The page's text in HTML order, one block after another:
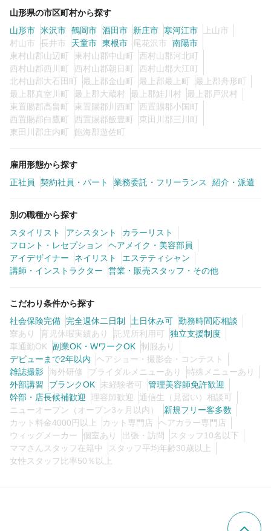
山形県の市区町村から探す
山形市 米沢市 鶴岡市 酒田市 新庄市 寒河江市
上山市
村山市
長井市 天童市 東根市 尾花沢市
南陽市
東村山郡山辺町
東村山郡中山町
西村山郡河北町
西村山郡西川町
西村山郡朝日町
西村山郡大江町
北村山郡大石田町
最上郡金山町 最上郡最上町
最上郡舟形町
最上郡真室川町
最上郡大蔵村 最上郡鮭川村
最上郡戸沢村
東置賜郡高畠町
東置賜郡川西町
西置賜郡小国町
西置賜郡白鷹町
西置賜郡飯豊町
東田川郡三川町
東田川郡庄内町
飽海郡遊佐町
雇用形態から探す
正社員
契約社員・パート 業務委託・フリーランス 紹介・派遣
別の職種から探す
スタイリスト
アシスタント
カラーリスト
フロント・レセプション
ヘアメイク・美容部員
アイデザイナー
ネイリスト
エステティシャン
講師・インストラクター
営業・販売スタッフ・その他
こだわり条件から探す
社会保険完備
完全週休二日制 土日休み可 勤務時間応相談
寮あり
育児休暇実績あり 託児所利用可
独立支援制度
車通勤OK 副業OK・WワークOK 制服あり
デビューまで2年以内
ヘアショー・撮影会・コンテスト
雑誌撮影 海外研修 ブライダルメニューあり
特殊メニューあり
外部講習
ブランクOK 未経験者可
管理美容師免許歓迎
幹部・店長候補歓迎
理容師歓迎
通信生（見習い）相談可
ニューオープン（オープン3ヶ月以内）
新規フリー客多数
カット料金4000円以上
カット専門店
ヘアカラー専門店
ウィッグメーカー
個室あり 出張・訪問
スタッフ10名以下
ママさんスタッフ在籍中
スタッフ平均年齢30歳以上
女性スタッフ比率50％以上